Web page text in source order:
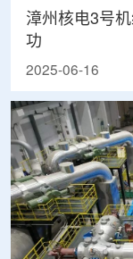
漳州核电3号
功
2025-06-16